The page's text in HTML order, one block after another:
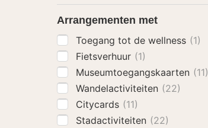
Arrangementen met
Toegang tot de wellness (1)
Fietsverhuur (1)
Museumtoegangskaarten (11)
Wandelactiviteiten (22)
Citycards (11)
Stadactiviteiten (22)